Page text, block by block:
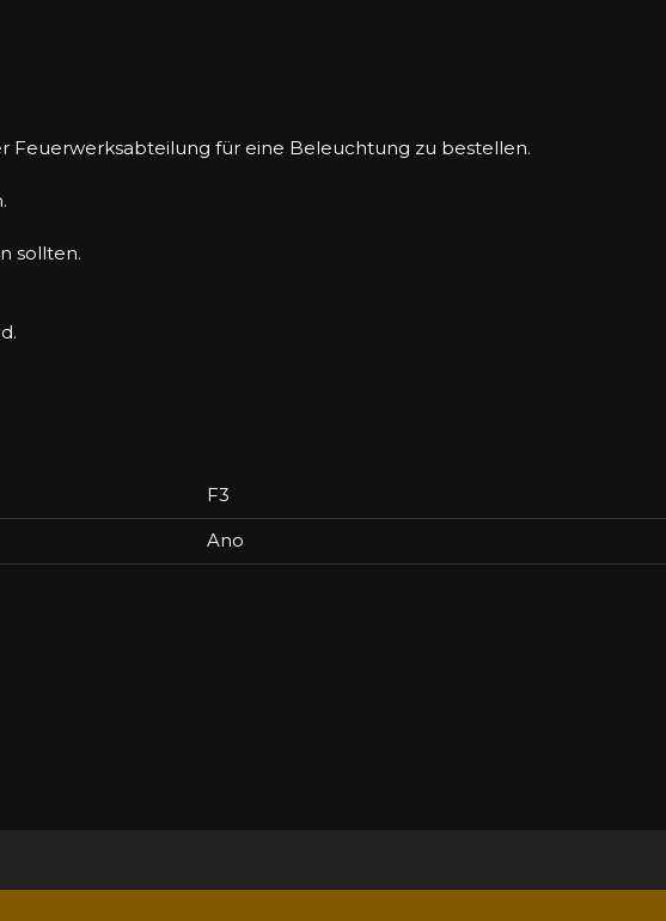
Feuerwerksabteilung für eine Beleuchtung zu bestellen.
sollten.
F3
Ano